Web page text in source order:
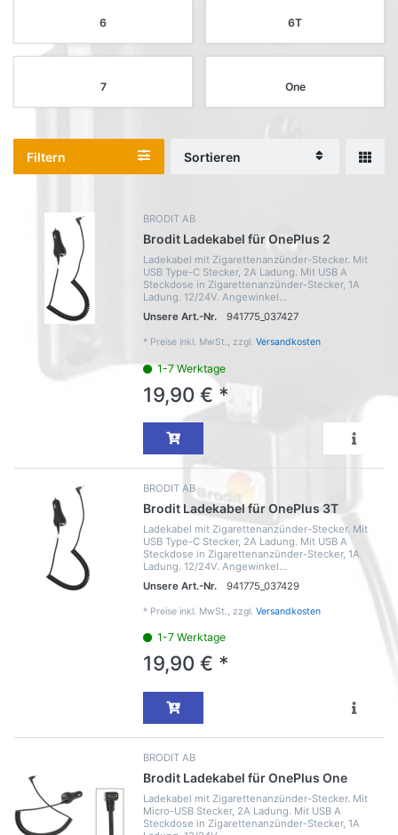
6 6T
7 One
Filtern Sortieren
BRODIT AB
Brodit Ladekabel für OnePlus 2
Ladekabel mit Zigarettenanzünder-Stecker. Mit
USB Type-C Stecker, 2A Ladung. Mit USB A
Steckdose in Zigarettenanzünder-Stecker, 1A
Ladung. 12/24V. Angewinkel...
Unsere Art.-Nr.
941775_037427
* Preise inkl. MwSt., zzgl. Versandkosten
1-7 Werktage
19,90 € *
BRODIT AB
Brodit Ladekabel für OnePlus 3T
Ladekabel mit Zigarettenanzünder-Stecker. Mit
USB Type-C Stecker, 2A Ladung. Mit USB A
Steckdose in Zigarettenanzünder-Stecker, 1A
Ladung. 12/24V. Angewinkel...
Unsere Art.-Nr.
941775_037429
* Preise inkl. MwSt., zzgl. Versandkosten
1-7 Werktage
19,90 € *
BRODIT AB
Brodit Ladekabel für OnePlus One
Ladekabel mit Zigarettenanzünder-Stecker. Mit
Micro-USB Stecker, 2A Ladung. Mit USB A
Steckdose in Zigarettenanzünder-Stecker, 1A